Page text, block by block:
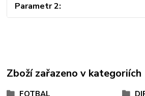
Parametr 2
Zboží zařazeno v kategoriích
FOTBAL